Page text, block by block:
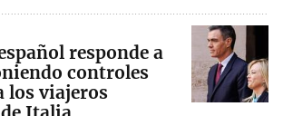
responde a
controles
los viajeros